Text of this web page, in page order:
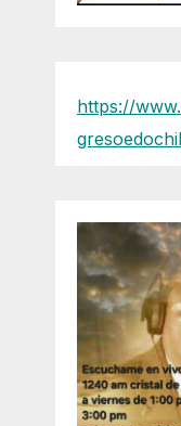
https://